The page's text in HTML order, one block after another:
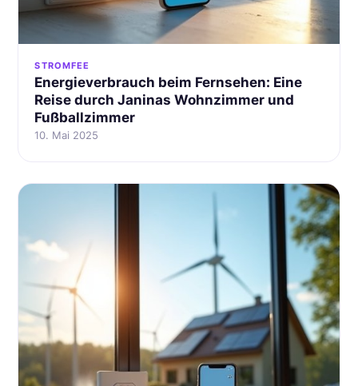
STROMFEE
Energieverbrauch beim Fernsehen: Eine
Reise durch Janinas Wohnzimmer und
Fußballzimmer
10. Mai 2025